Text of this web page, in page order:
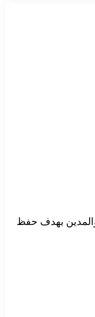
والمدين بهدف حفظ